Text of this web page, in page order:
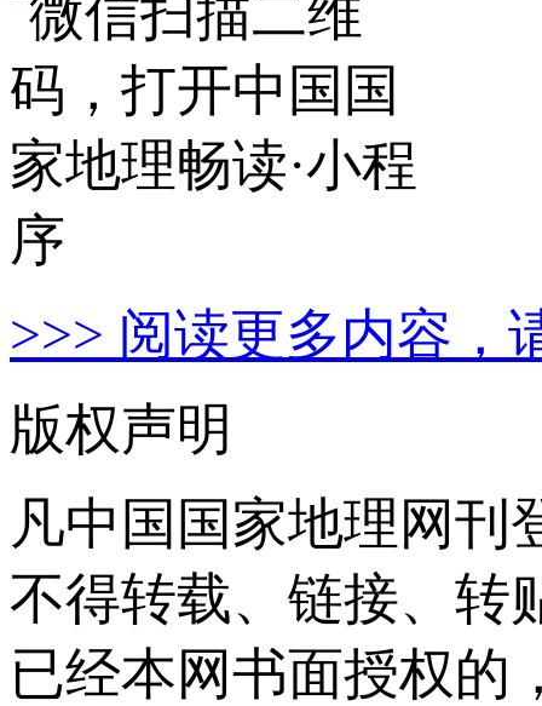
>>> 阅读更多内容，
版权声明
凡中国国家地理网刊
不得转载、链接、转
已经本网书面授权的